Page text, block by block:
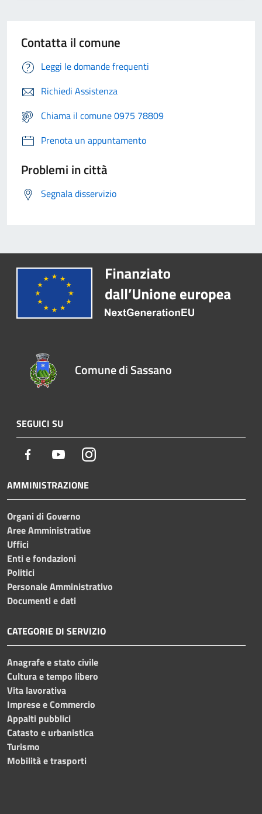
Contatta il comune
Leggi le domande frequenti
Richiedi Assistenza
Chiama il comune 0975 78809
Prenota un appuntamento
Problemi in città
Segnala disservizio
Comune di Sassano
SEGUICI SU
Facebook YoutubeInstagram
AMMINISTRAZIONE
Organi di Governo
Aree Amministrative
Uffici
Enti e fondazioni
Politici
Personale Amministrativo
Documenti e dati
CATEGORIE DI SERVIZIO
Anagrafe e stato civile
Cultura e tempo libero
Vita lavorativa
Imprese e Commercio
Appalti pubblici
Catasto e urbanistica
Turismo
Mobilità e trasporti